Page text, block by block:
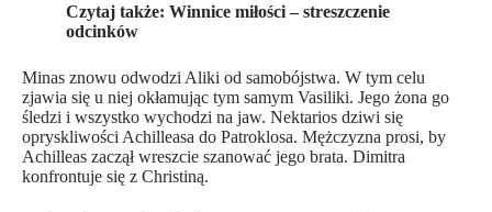
Czytaj także: Winnice miłości – streszczenie
odcinków
Minas znowu odwodzi Aliki od samobójstwa. W tym celu
zjawia się u niej okłamując tym samym Vasiliki. Jego żona go
śledzi i wszystko wychodzi na jaw. Nektarios dziwi się
opryskliwości Achilleasa do Patroklosa. Mężczyzna prosi, by
Achilleas zaczął wreszcie szanować jego brata. Dimitra
konfrontuje się z Christiną.